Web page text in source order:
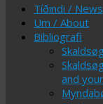
Skip
content
Tíðindi / News
Um / About
Bibliografi
and